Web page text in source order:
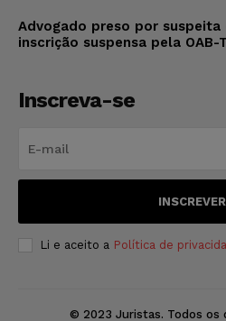
Advogado preso por
inscrição suspensa pela OAB-
Inscreva-se
INSCREVER
Li e aceito a Política de
© 2023 Juristas. Todos os